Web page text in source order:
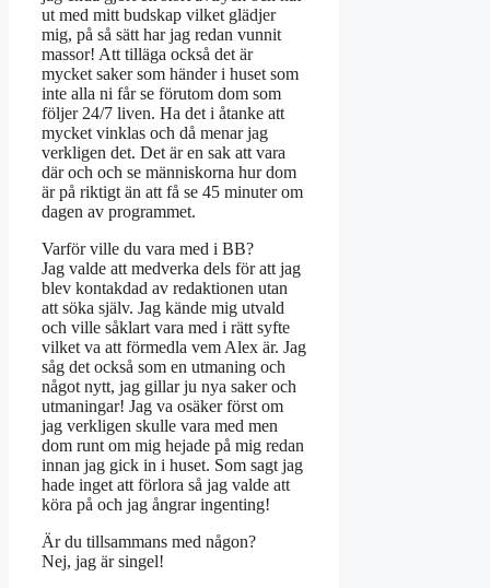
ut med mitt budskap vilket glädjer
mig, på så sätt har jag redan vunnit
massor! Att tilläga också det är
mycket saker som händer i huset som
inte alla ni får se förutom dom som
följer 24/7 liven. Ha det i åtanke att
mycket vinklas och då menar jag
verkligen det. Det är en sak att vara
där och och se människorna hur dom
är på riktigt än att få se 45 minuter om
dagen av programmet.
Varför ville du vara med i BB?
Jag valde att medverka dels för att jag
blev kontakdad av redaktionen utan
att söka själv. Jag kände mig utvald
och ville såklart vara med i rätt syfte
vilket va att förmedla vem Alex är. Jag
såg det också som en utmaning och
något nytt, jag gillar ju nya saker och
utmaningar! Jag va osäker först om
jag verkligen skulle vara med men
dom runt om mig hejade på mig redan
innan jag gick in i huset. Som sagt jag
hade inget att förlora så jag valde att
köra på och jag ångrar ingenting!
Är du tillsammans med någon?
Nej, jag är singel!